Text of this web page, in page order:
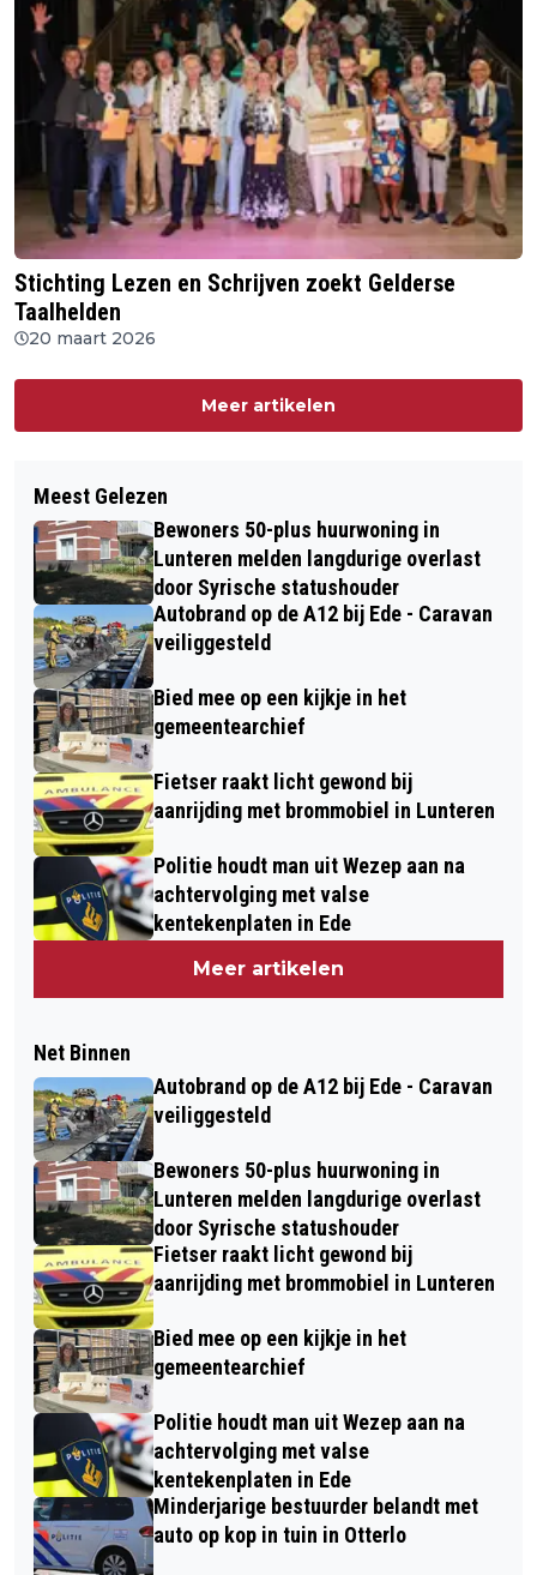
Stichting Lezen en Schrijven zoekt Gelderse
Taalhelden
20 maart 2026
Meer artikelen
Meest Gelezen
Bewoners 50-plus huurwoning in
Lunteren melden langdurige overlast
door Syrische statushouder
Autobrand op de A12 bij Ede - Caravan
veiliggesteld
Bied mee op een kijkje in het
gemeentearchief
Fietser raakt licht gewond bij
aanrijding met brommobiel in Lunteren
Politie houdt man uit Wezep aan na
achtervolging met valse
kentekenplaten in Ede
Meer artikelen
Net Binnen
Autobrand op de A12 bij Ede - Caravan
veiliggesteld
Bewoners 50-plus huurwoning in
Lunteren melden langdurige overlast
door Syrische statushouder
Fietser raakt licht gewond bij
aanrijding met brommobiel in Lunteren
Bied mee op een kijkje in het
gemeentearchief
Politie houdt man uit Wezep aan na
achtervolging met valse
kentekenplaten in Ede
Minderjarige bestuurder belandt met
auto op kop in tuin in Otterlo